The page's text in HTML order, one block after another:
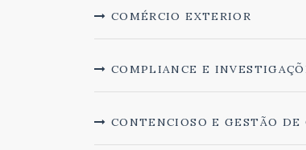
COMÉRCIO EXTERIOR
COMPLIANCE E
CONTENCIOSO E GESTÃO DE